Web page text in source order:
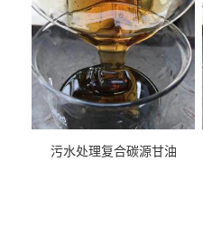
污水处理复合碳源甘油